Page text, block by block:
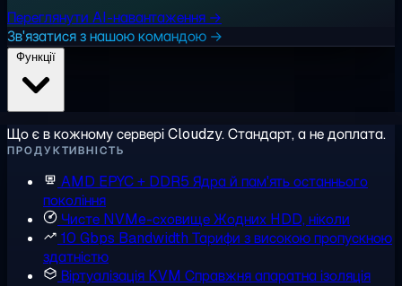
Переглянути AI-навантаження →
Зв'язатися з нашою командою →
Що є в кожному сервері Cloudzy. Стандарт, а не доплата.
ПРОДУКТИВНІСТЬ
AMD EPYC + DDR5 Ядра й пам'ять останнього
покоління
Чисте NVMe-сховищеЖодних HDD, ніколи
10 Gbps Bandwidth Тарифи з високою пропускною
здатністю
Віртуалізація KVM Справжня апаратна ізоляція